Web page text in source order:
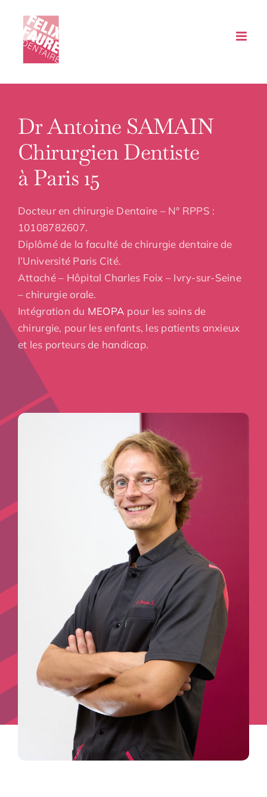
contenu
Dr Antoine SAMAIN
Chirurgien Dentiste
à Paris 15
Docteur en chirurgie Dentaire – N° RPPS :
10108782607.
Diplômé de la faculté de chirurgie dentaire de
l’Université Paris Cité.
Attaché – Hôpital Charles Foix – Ivry-sur-Seine
– chirurgie orale.
Intégration du MEOPA pour les soins de
chirurgie, pour les enfants, les patients anxieux
et les porteurs de handicap.